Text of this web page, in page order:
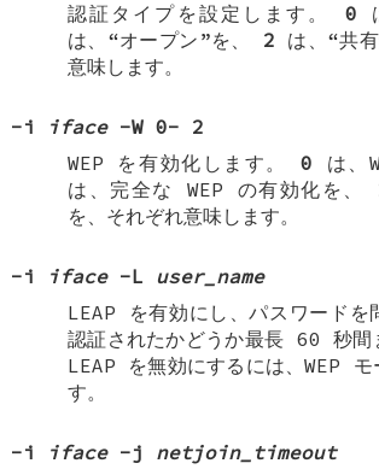
認証タイプを設定します。 0
は、“オープン”を、 2 は、“共
意味します。
-i iface -W 0- 2
WEP を有効化します。0 は、
は、完全な WEP の有効化を、
を、それぞれ意味します。
-i iface -L user_name
LEAP を有効にし、パスワードを
認証されたかどうか最長 60 秒間
LEAP を無効にするには、WEP モ
す。
-i iface -j
netjoin_timeout